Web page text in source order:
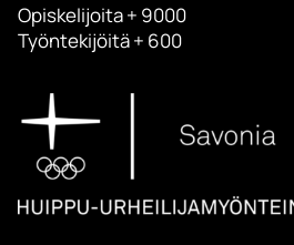
Opiskelijoita + 9000
Työntekijöitä + 600